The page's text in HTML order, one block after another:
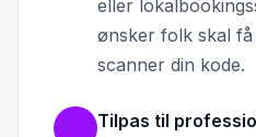
eller
ønsker folk skal få
scanner din kode.
Tilpas til